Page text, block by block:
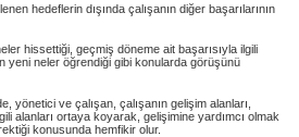
hedeflerin dışında çalışanın diğer başarılarının
hissettiği, geçmiş döneme ait başarısıyla ilgili
yeni neler öğrendiği gibi konularda görüşünü
yönetici ve çalışan, çalışanın gelişim alanları,
alanları ortaya koyarak, gelişimine yardımcı olmak
konusunda hemfikir olur.